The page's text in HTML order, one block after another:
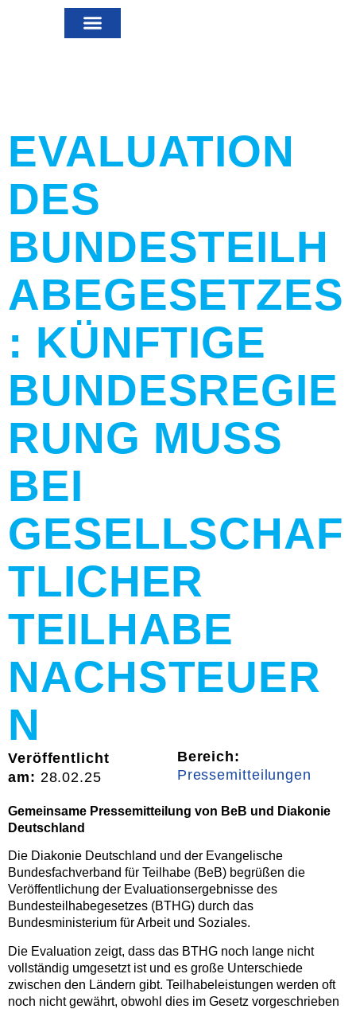
EVALUATION
DES
BUNDESTEILH
ABEGESETZES
: KÜNFTIGE
BUNDESREGIE
RUNG MUSS
BEI
GESELLSCHAF
TLICHER
TEILHABE
NACHSTEUER
N
Veröffentlicht
am: 28.02.25
Bereich:
Pressemitteilungen
Gemeinsame Pressemitteilung von BeB und Diakonie
Deutschland
Die Diakonie Deutschland und der Evangelische
Bundesfachverband für Teilhabe (BeB) begrüßen die
Veröffentlichung der Evaluationsergebnisse des
Bundesteilhabegesetzes (BTHG) durch das
Bundesministerium für Arbeit und Soziales.
Die Evaluation zeigt, dass das BTHG noch lange nicht
vollständig umgesetzt ist und es große Unterschiede
zwischen den Ländern gibt. Teilhabeleistungen werden oft
noch nicht gewährt, obwohl dies im Gesetz vorgeschrieben